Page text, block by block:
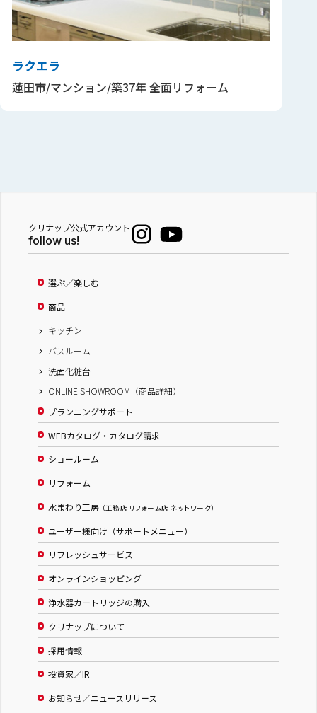
ラクエラ
蓮田市/マンション/築37年 全面リフォーム
クリナップ公式アカウント
follow us!
選ぶ／楽しむ
商品
キッチン
バスルーム
洗面化粧台
ONLINE SHOWROOM（商品詳細）
プランニングサポート
WEBカタログ・カタログ請求
ショールーム
リフォーム
水まわり工房 （工務店 リフォーム店 ネットワーク）
ユーザー様向け（サポートメニュー）
リフレッシュサービス
オンラインショッピング
浄水器カートリッジの購入
クリナップについて
採用情報
投資家／IR
お知らせ／ニュースリリース